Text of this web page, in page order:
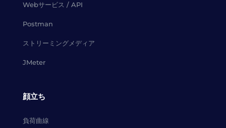
Webサービス / API
Postman
ストリーミングメディア
JMeter
顔立ち
負荷曲線